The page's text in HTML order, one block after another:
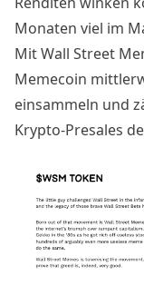
Monaten viel im
Mit Wall Street
Memecoin
einsammeln und
Krypto-Presales